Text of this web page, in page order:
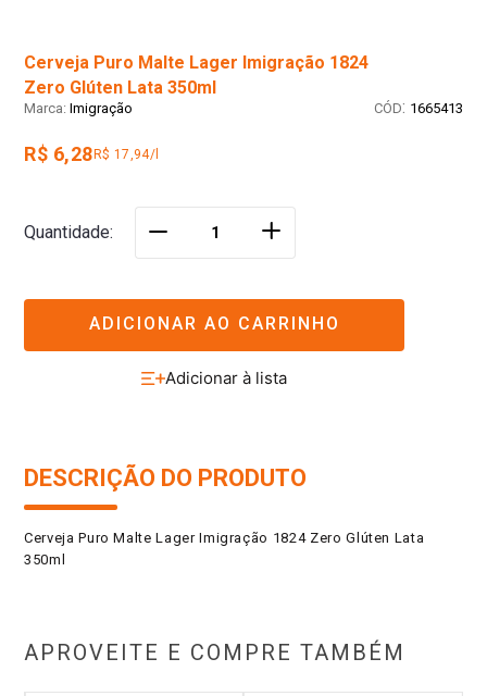
Cerveja Puro Malte Lager Imigração 1824
Zero Glúten Lata 350ml
Imigração : 1665413
R$ 6,28 R$ 17,94/l
Quantidade ＋
ADICIONAR AO CARRINHO
DESCRIÇÃO DO PRODUTO
Cerveja Puro Malte Lager Imigração 1824 Zero Glúten Lata
350ml
APROVEITE E COMPRE TAMBÉM